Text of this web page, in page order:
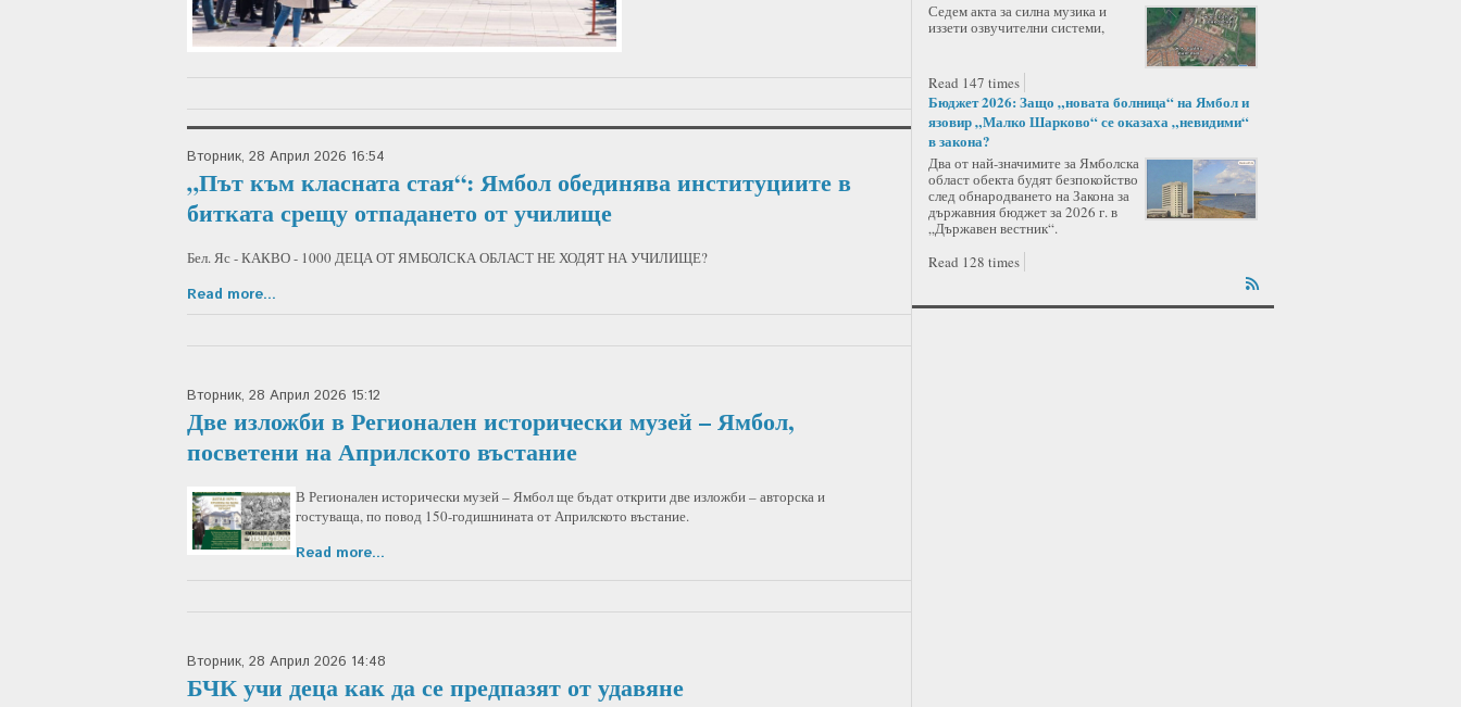
Вторник, 28 Април 2026 16:54
„Път към класната стая“: Ямбол обединява институциите в
битката срещу отпадането от училище
Бел. Яс - КАКВО - 1000 ДЕЦА ОТ ЯМБОЛСКА ОБЛАСТ НЕ ХОДЯТ НА УЧИЛИЩЕ?
Read more...
Вторник, 28 Април 2026 15:12
Две изложби в Регионален исторически музей – Ямбол,
посветени на Априлското въстание
В Регионален исторически музей – Ямбол ще бъдат открити две изложби – авторска и
гостуваща, по повод 150-годишнината от Априлското въстание.
Read more...
Вторник, 28 Април 2026 14:48
БЧК учи деца как да се предпазят от удавяне
Седем акта за силна музика и
иззети озвучителни системи,
Read 147 times
Бюджет 2026: Защо „новата болница“ на Ямбол и
язовир „Малко Шарково“ се оказаха „невидими“
в закона?
Два от най-значимите за Ямболска
област обекта будят безпокойство
след обнародването на Закона за
държавния бюджет за 2026 г. в
„Държавен вестник“.
Read 128 times